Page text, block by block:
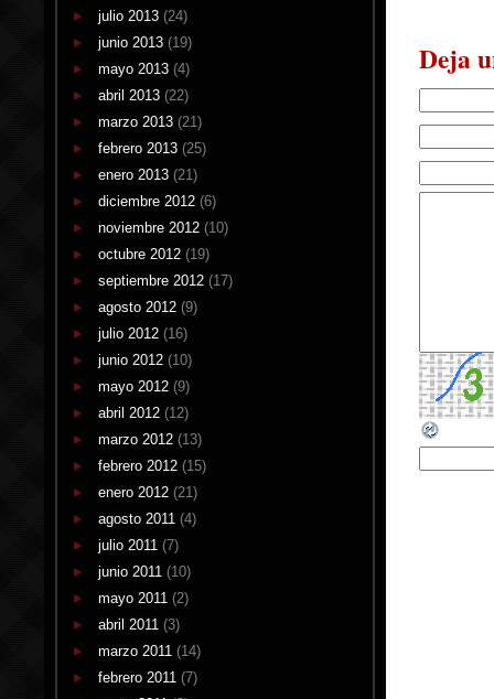
julio 2013 (24)
junio 2013 (19)
mayo 2013 (4)
abril 2013 (22)
marzo 2013 (21)
febrero 2013 (25)
enero 2013 (21)
diciembre 2012 (6)
noviembre 2012 (10)
octubre 2012 (19)
septiembre 2012 (17)
agosto 2012 (9)
julio 2012 (16)
junio 2012 (10)
mayo 2012 (9)
abril 2012 (12)
marzo 2012 (13)
febrero 2012 (15)
enero 2012 (21)
agosto 2011 (4)
julio 2011 (7)
junio 2011 (10)
mayo 2011 (2)
abril 2011 (3)
marzo 2011 (14)
febrero 2011 (7)
Deja